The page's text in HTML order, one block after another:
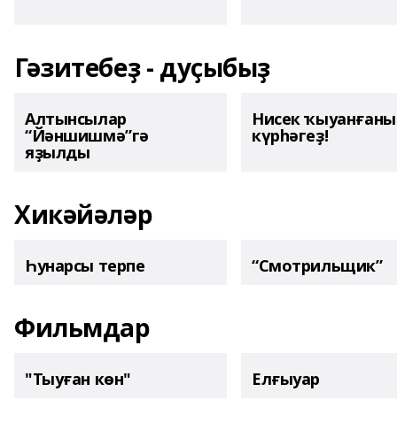
Гәзитебеҙ - дуҫыбыҙ
Алтынсылар
“Йәншишмә”гә
яҙылды
Нисек
күрһәгеҙ!
Хикәйәләр
Һунарсы терпе “Смотрильщик”
Фильмдар
"Тыуған көн" Елғыуар